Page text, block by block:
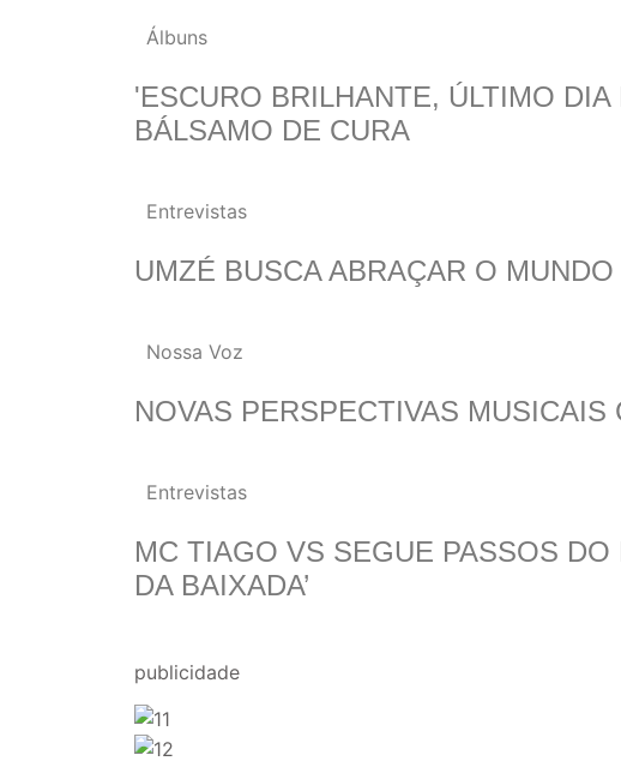
Álbuns
'ESCURO BRILHANTE, ÚLTIMO
BÁLSAMO DE CURA
Entrevistas
UMZÉ BUSCA ABRAÇAR O
Nossa Voz
NOVAS PERSPECTIVAS
Entrevistas
MC TIAGO VS SEGUE PASSOS
DA BAIXADA’
publicidade